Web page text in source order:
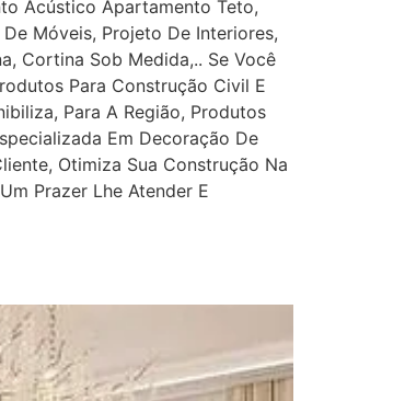
Acústico Apartamento Teto,
Móveis, Projeto De Interiores,
Cortina Sob Medida,.. Se Você
Para Construção Civil E
Para A Região, Produtos
Em Decoração De
Otimiza Sua Construção Na
Prazer Lhe Atender E